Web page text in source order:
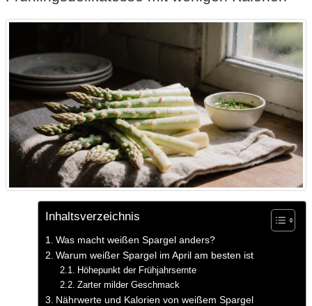
Inhaltsverzeichnis
Was macht weißen Spargel anders?
Warum weißer Spargel im April am besten ist
Höhepunkt der Frühjahrsernte
Zarter milder Geschmack
Nährwerte und Kalorien von weißem Spargel